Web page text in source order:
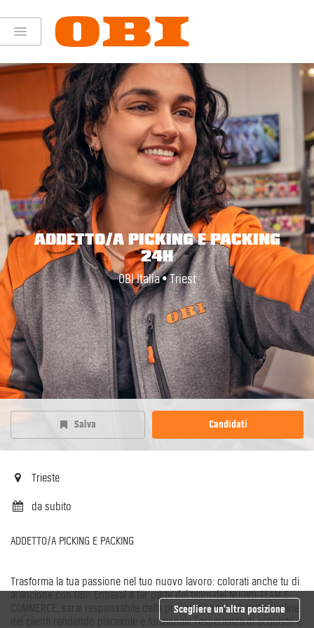
ADDETTO/A PICKING E PACKING
24H
OBI Italia • Triest
Salva Candidati
Trieste
da subito
ADDETTO/A PICKING E PACKING
Trasforma la tua passione nel tuo nuovo lavoro: colorati anche tu di
COMMERCE, sarai responsabile della preparazione degli ordini online
dei clienti rendendo piacevole e funzionale l'esperienza di acquisto e
Scegliere un’altra posizione